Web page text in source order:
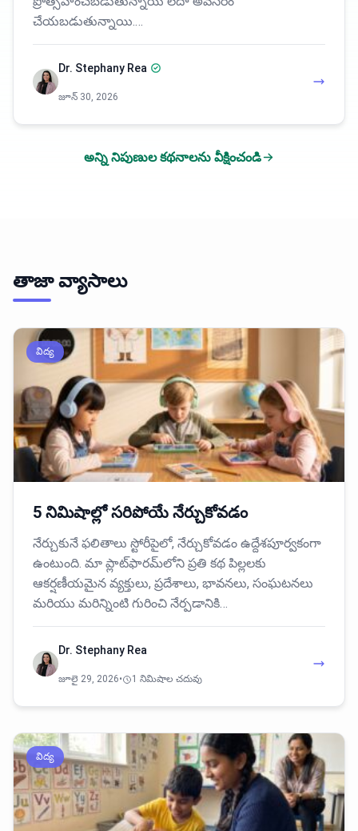
చేయబడుతున్నాయి.…
Dr. Stephany Rea
జూన్ 30, 2026
అన్ని నిపుణుల కథనాలను వీక్షించండి
తాజా వ్యాసాలు
విద్య
5 నిమిషాల్లో సరిపోయే నేర్చుకోవడం
నేర్చుకునే ఫలితాలు స్టోరీపైలో, నేర్చుకోవడం ఉద్దేశపూర్వకంగా
ఉంటుంది. మా ప్లాట్‌ఫారమ్‌లోని ప్రతి కథ పిల్లలకు
ఆకర్షణీయమైన వ్యక్తులు, ప్రదేశాలు, భావనలు, సంఘటనలు
మరియు మరిన్నింటి గురించి నేర్పడానికి…
Dr. Stephany Rea
జూలై 29, 2026• 1 నిమిషాల చదువు
విద్య